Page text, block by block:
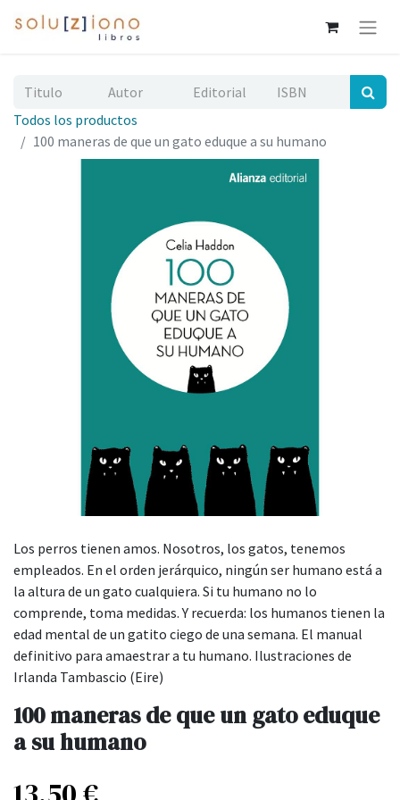
Todos los productos
100 maneras de que un gato eduque a su humano
Los perros tienen amos. Nosotros, los gatos, tenemos
empleados. En el orden jerárquico, ningún ser humano está a
la altura de un gato cualquiera. Si tu humano no lo
comprende, toma medidas. Y recuerda: los humanos tienen la
edad mental de un gatito ciego de una semana. El manual
definitivo para amaestrar a tu humano. Ilustraciones de
Irlanda Tambascio (Eire)
100 maneras de que un gato eduque
a su humano